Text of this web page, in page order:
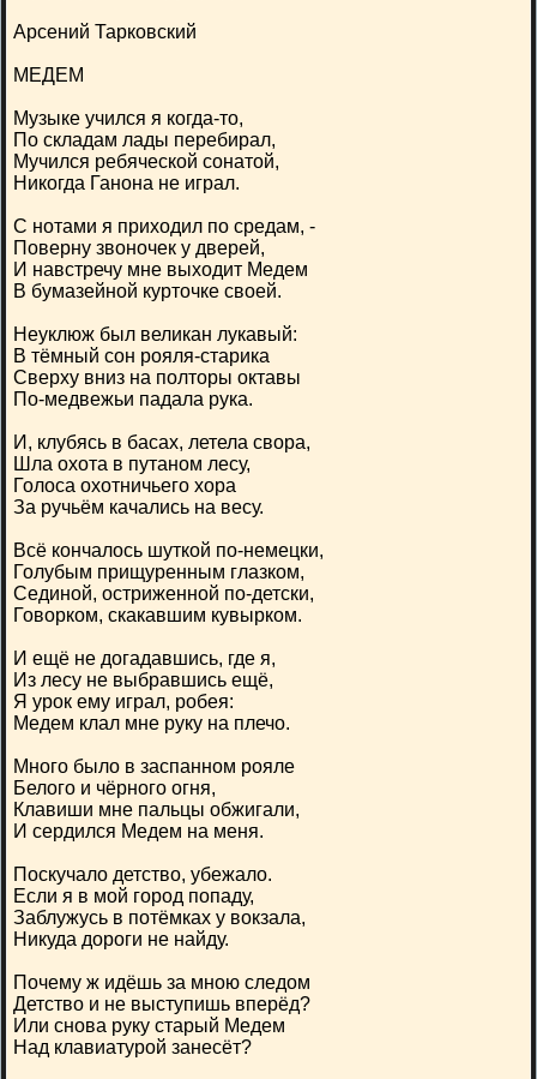
Арсений Тарковский
МЕДЕМ
Музыке учился я когда-то,
По складам лады перебирал,
Мучился ребяческой сонатой,
Никогда Ганона не играл.
С нотами я приходил по средам, -
Поверну звоночек у дверей,
И навстречу мне выходит Медем
В бумазейной курточке своей.
Неуклюж был великан лукавый:
В тёмный сон рояля-старика
Сверху вниз на полторы октавы
По-медвежьи падала рука.
И, клубясь в басах, летела свора,
Шла охота в путаном лесу,
Голоса охотничьего хора
За ручьём качались на весу.
Всё кончалось шуткой по-немецки,
Голубым прищуренным глазком,
Сединой, остриженной по-детски,
Говорком, скакавшим кувырком.
И ещё не догадавшись, где я,
Из лесу не выбравшись ещё,
Я урок ему играл, робея:
Медем клал мне руку на плечо.
Много было в заспанном рояле
Белого и чёрного огня,
Клавиши мне пальцы обжигали,
И сердился Медем на меня.
Поскучало детство, убежало.
Если я в мой город попаду,
Заблужусь в потёмках у вокзала,
Никуда дороги не найду.
Почему ж идёшь за мною следом
Детство и не выступишь вперёд?
Или снова руку старый Медем
Над клавиатурой занесёт?